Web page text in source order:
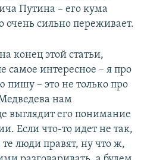
Путина – его кума
сильно переживает.
конец этой статьи,
самое интересное – я про
пишу – это не только про
нам
выглядит его понимание
Если что-то идет не так,
люди правят, ну что ж,